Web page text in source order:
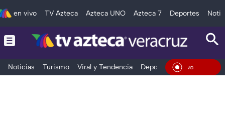
en vivo TV Azteca Azteca UNO Azteca 7 Deportes
Noticias Turismo Viral y Tendencia Deportes Espectáculos
En Vivo